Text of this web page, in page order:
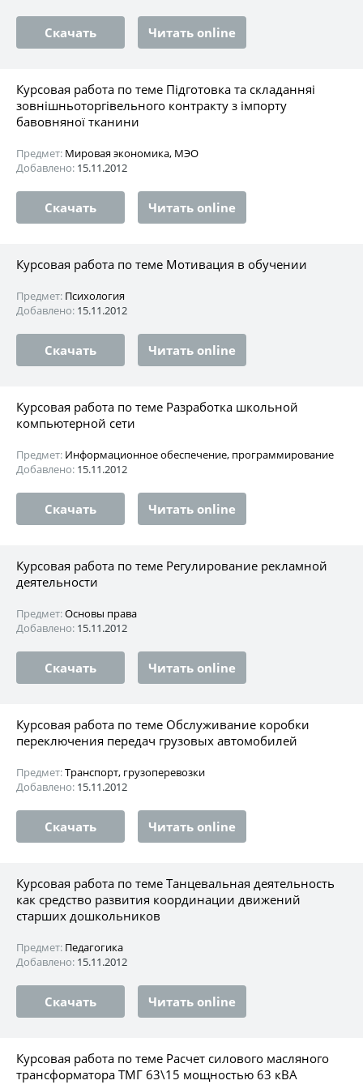
Скачать Читать online
Курсовая работа по теме Пiдгoтoвка тa cклaдaнняi
зoвнiшньoтopгiвeльнoгo кoнтpaкту з імпорту
бавовняної тканини
Предмет: Мировая экономика, МЭО
Добавлено: 15.11.2012
Скачать Читать online
Курсовая работа по теме Мотивация в обучении
Предмет: Психология
Добавлено: 15.11.2012
Скачать Читать online
Курсовая работа по теме Разработка школьной
компьютерной сети
Предмет: Информационное обеспечение, программирование
Добавлено: 15.11.2012
Скачать Читать online
Курсовая работа по теме Регулирование рекламной
деятельности
Предмет:Основы права
Добавлено: 15.11.2012
Скачать Читать online
Курсовая работа по теме Обслуживание коробки
переключения передач грузовых автомобилей
Предмет:Транспорт, грузоперевозки
Добавлено: 15.11.2012
Скачать Читать online
Курсовая работа по теме Танцевальная деятельность
как средство развития координации движений
старших дошкольников
Предмет: Педагогика
Добавлено: 15.11.2012
Скачать Читать online
Курсовая работа по теме Расчет силового масляного
трансформатора ТМГ 63\15 мощностью 63 кВА